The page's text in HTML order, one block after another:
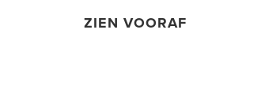
ZIEN VOORAF